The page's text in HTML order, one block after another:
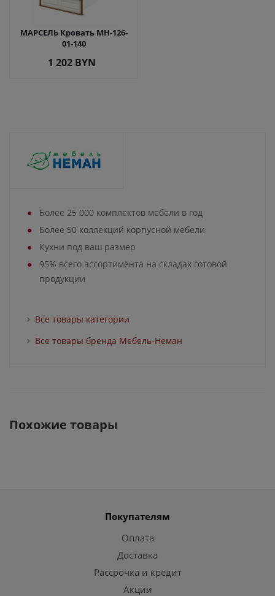
МАРСЕЛЬ Кровать МН-126-
01-140
1 202 BYN
Более 25 000 комплектов мебели в год
Более 50 коллекций корпусной мебели
Кухни под ваш размер
95% всего ассортимента на складах готовой
продукции
Все товары категории
Все товары бренда Мебель-Неман
Похожие товары
Покупателям
Оплата
Доставка
Рассрочка и кредит
Акции